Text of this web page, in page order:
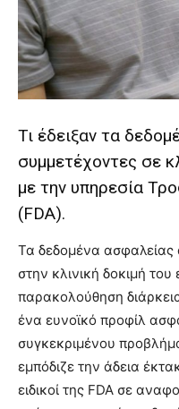
lyons
teaches
you
the
meaning
of
pornhun
porn
Τι έδειξαν τα
συμμετέχοντες σε
με την υπηρεσία
(FDA).
Τα δεδομένα
στην κλινική δοκιμή
παρακολούθηση
ένα ευνοϊκό προφίλ
συγκεκριμένου
εμπόδιζε την άδεια
ειδικοί της FDA σε